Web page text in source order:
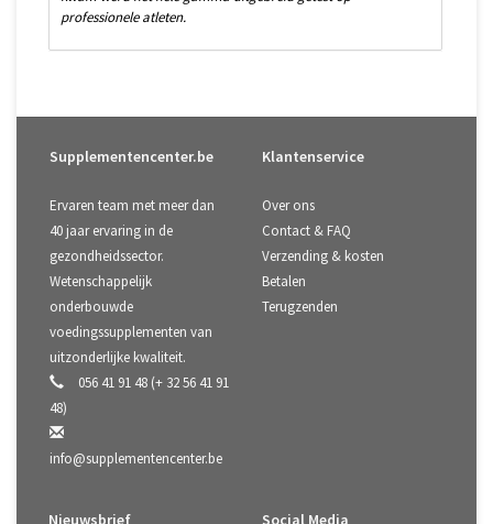
professionele atleten.
Supplementencenter.be
Ervaren team met meer dan
40 jaar ervaring in de
gezondheidssector.
Wetenschappelijk
onderbouwde
voedingssupplementen van
uitzonderlijke kwaliteit.
056 41 91 48 (+ 32 56 41 91
48)
info@supplementencenter.be
Klantenservice
Over ons
Contact & FAQ
Verzending & kosten
Betalen
Terugzenden
Nieuwsbrief Social Media